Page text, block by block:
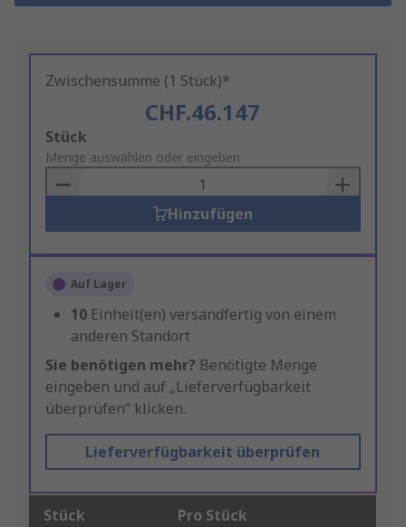
Zwischensumme (1 Stück)*
CHF.46.147
Add
to
Basket
Stück
Menge auswählen oder eingeben
Hinzufügen
Auf Lager
10 Einheit(en) versandfertig von einem
anderen Standort
Sie benötigen mehr? Benötigte Menge
eingeben und auf „Lieferverfügbarkeit
überprüfen“ klicken.
Lieferverfügbarkeit überprüfen
Stück Pro Stück